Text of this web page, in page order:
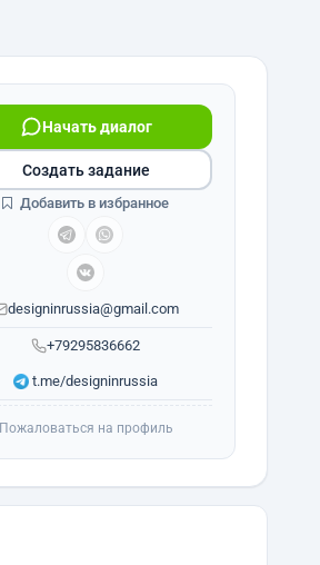
+79295836662
Начать диалог
designinrussia@gmail.com
t.me/designinrussia
Создать задание
Добавить в избранное
Пожаловаться на профиль